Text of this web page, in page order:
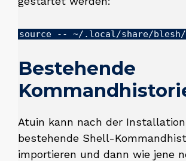
source -- ~/.local/share/
Bestehende
Atuin kann nach der
bestehende Shell-
importieren und dann wie jene